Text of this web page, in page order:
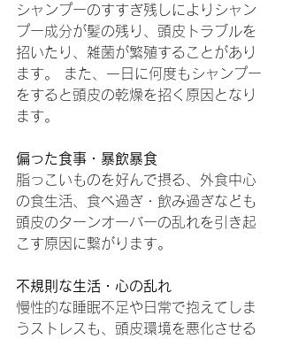
シャンプーのすすぎ残しによりシャン
プー成分が髪の残り、頭皮トラブルを
招いたり、雑菌が繁殖することがあり
ます。 また、一日に何度もシャンプー
をすると頭皮の乾燥を招く原因となり
ます。
偏った食事・暴飲暴食
脂っこいものを好んで摂る、外食中心
の食生活、食べ過ぎ・飲み過ぎなども
頭皮のターンオーバーの乱れを引き起
こす原因に繋がります。
不規則な生活・心の乱れ
慢性的な睡眠不足や日常で抱えてしま
うストレスも、頭皮環境を悪化させる